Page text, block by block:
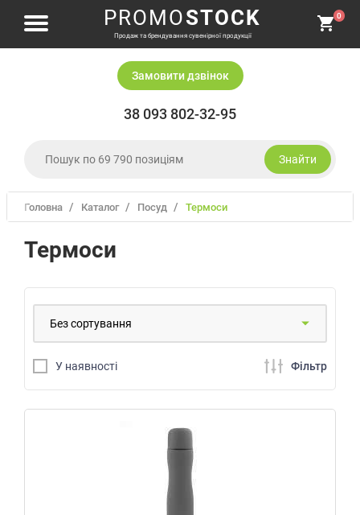
PROMOSTOCK
Продаж та брендування сувенірної продукції
0
Замовити дзвiнок
38 093 802-32-95
Знайти
Одяг і головні убори Письмове приладдя
Головна Каталог посуд термоси
Термоси
У наявностi Фiльтр